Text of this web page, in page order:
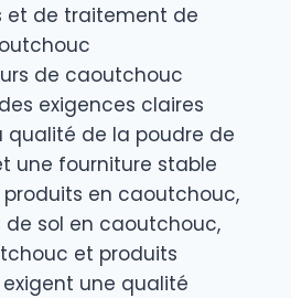
et de traitement de
de caoutchouc
exigences claires
qualité de la poudre de
une fourniture stable
en caoutchouc,
de sol en caoutchouc,
et produits
une qualité